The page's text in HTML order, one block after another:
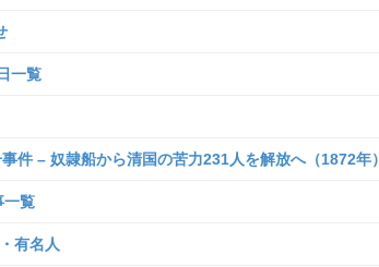
一覧
件 – 奴隷船から清国の苦力231人を解放へ（1872年）
一覧
有名人